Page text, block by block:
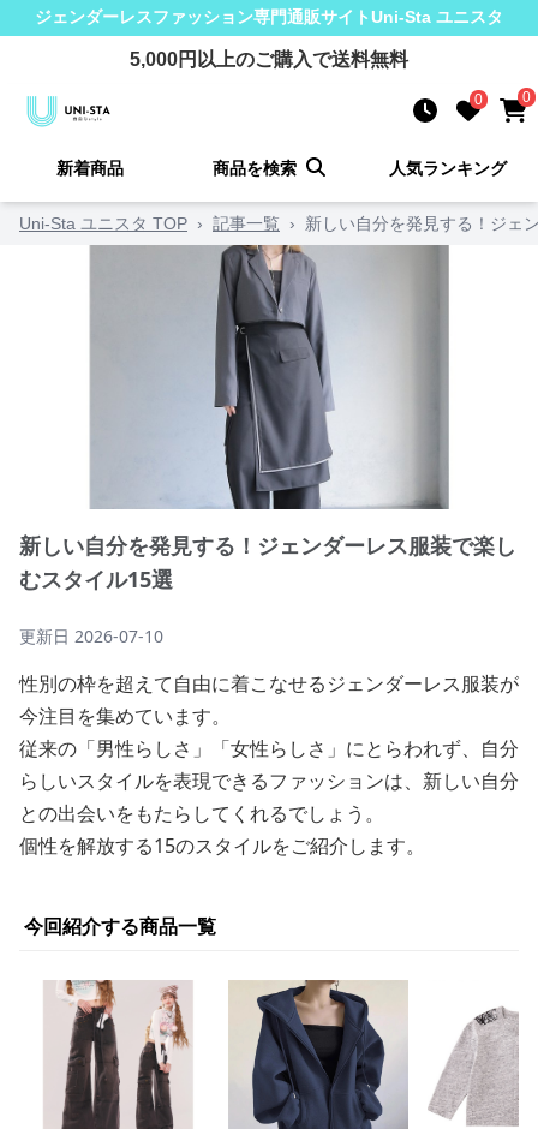
ジェンダーレスファッション専門通販サイトUni-Sta ユニスタ
5,000円以上のご購入で送料無料
0 0
新着商品 商品を検索 人気ランキング
Uni-Sta ユニスタ TOP › 記事一覧 › 新しい自分を発見する！ジェ
新しい自分を発見する！ジェンダーレス服装で楽し
むスタイル15選
更新日 2026-07-10
性別の枠を超えて自由に着こなせるジェンダーレス服装が
今注目を集めています。
従来の「男性らしさ」「女性らしさ」にとらわれず、自分
らしいスタイルを表現できるファッションは、新しい自分
との出会いをもたらしてくれるでしょう。
個性を解放する15のスタイルをご紹介します。
今回紹介する商品一覧